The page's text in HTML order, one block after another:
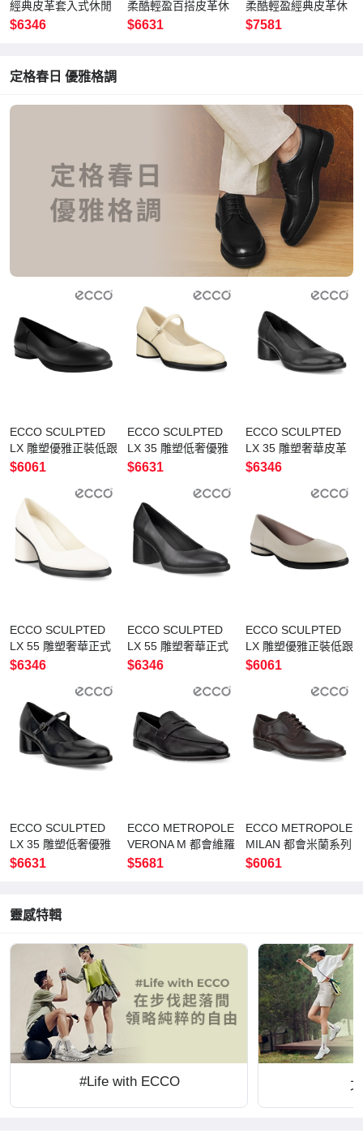
經典皮革套入式休閒
鞋 女鞋 白色
$6346
柔酷輕盈百搭皮革休
閒鞋 女鞋 裸粉色
$6631
柔酷輕盈經典皮革休
閒鞋 男鞋 軍綠色
$7581
定格春日 優雅格調
ECCO SCULPTED
LX 雕塑優雅正裝低跟
鞋 女鞋 黑色
$6061
ECCO SCULPTED
LX 35 雕塑低奢優雅
繫帶中低跟鞋 女鞋
$6631
ECCO SCULPTED
LX 35 雕塑奢華皮革
正裝低跟鞋 女鞋 黑
$6346
ECCO SCULPTED
LX 55 雕塑奢華正式
中低跟鞋 女鞋 石灰
$6346
ECCO SCULPTED
LX 55 雕塑奢華正式
中低跟鞋 女鞋 黑色
$6346
ECCO SCULPTED
LX 雕塑優雅正裝低跟
鞋 女鞋 石灰色
$6061
ECCO SCULPTED
LX 35 雕塑低奢優雅
繫帶中低跟鞋 女鞋
$6631
ECCO METROPOLE
VERONA M 都會維羅
納套入式正裝皮革樂
$5681
ECCO METROPOLE
MILAN 都會米蘭系列
經典正裝方頭皮鞋 男
$6061
靈感特輯
#Life with ECCO